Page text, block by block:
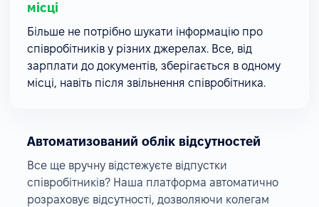
місці
Більше не потрібно шукати інформацію про
співробітників у різних джерелах. Все, від
зарплати до документів, зберігається в одному
місці, навіть після звільнення співробітника.
Автоматизований облік відсутностей
Все ще вручну відстежуєте відпустки
співробітників? Наша платформа автоматично
розраховує відсутності, дозволяючи колегам